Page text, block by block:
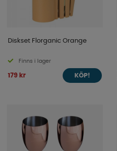
Diskset Florganic Orange
Finns i lager
179 kr KÖP!